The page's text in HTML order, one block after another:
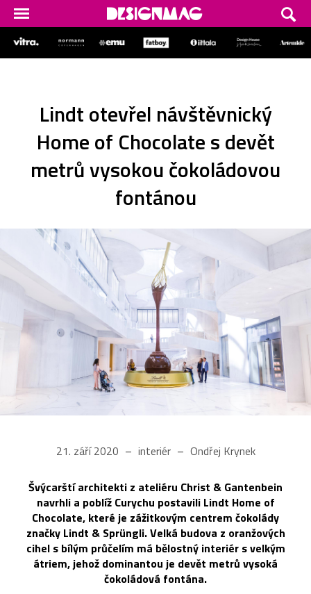
Lindt otevřel návštěvnický
Home of Chocolate s devět
metrů vysokou čokoládovou
fontánou
21. září 2020 interiér Ondřej Krynek
Švýcarští architekti z ateliéru Christ & Gantenbein
navrhli a poblíž Curychu postavili Lindt Home of
Chocolate, které je zážitkovým centrem čokolády
značky Lindt & Sprüngli. Velká budova z oranžových
cihel s bílým průčelím má bělostný interiér s velkým
átriem, jehož dominantou je devět metrů vysoká
čokoládová fontána.